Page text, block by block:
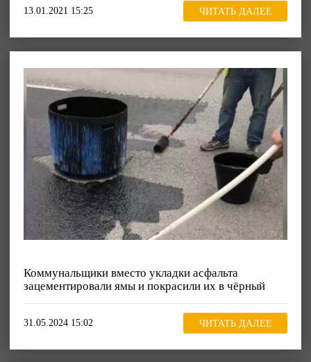
13.01.2021 15:25 ЧИТАТЬ ДАЛЕЕ
Коммунальщики вместо укладки асфальта
зацементировали ямы и покрасили их в чёрный
31.05.2024 15:02 ЧИТАТЬ ДАЛЕЕ